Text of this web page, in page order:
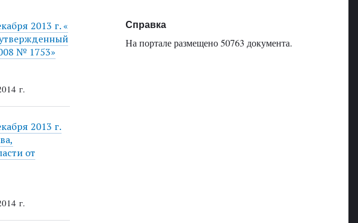
2013 г. «
№ 1753»
г.
2013 г.
от
г.
Справка
На портале размещено 50763 документа.